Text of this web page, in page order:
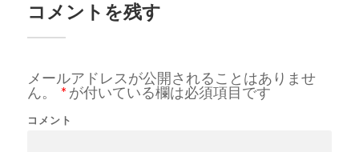
コメントを残す
メールアドレスが公開されることはありませ
ん。
* が付いている欄は必須項目です
コメント